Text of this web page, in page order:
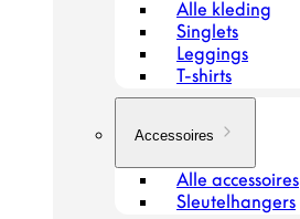
Alle kleding
Singlets
Leggings
T-shirts
Accessoires
Alle accessoires
Sleutelhangers